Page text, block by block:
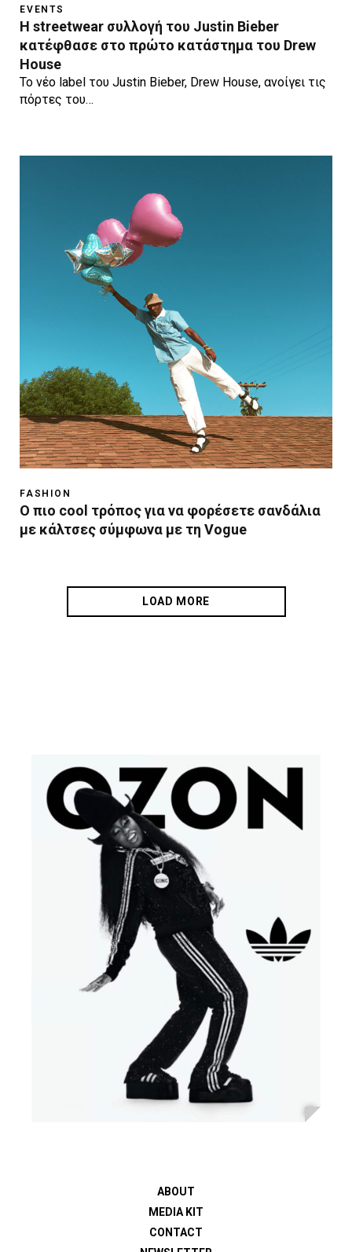
EVENTS
Η streetwear συλλογή του Justin Bieber
κατέφθασε στο πρώτο κατάστημα του Drew
House
Το νέο label του Justin Bieber, Drew House, ανοίγει τις
πόρτες του…
FASHION
Ο πιο cool τρόπος για να φορέσετε σανδάλια
με κάλτσες σύμφωνα με τη Vogue
LOAD MORE
ABOUT
MEDIA KIT
CONTACT